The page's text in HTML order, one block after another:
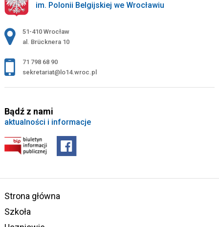
im. Polonii Belgijskiej we Wrocławiu
Adres pocztowy:
51-410 Wrocław
al. Brücknera 10
71 798 68 90
sekretariat@lo14.wroc.pl
Bądź z nami
aktualności i informacje
Strona główna
Szkoła